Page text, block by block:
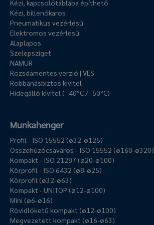
Kézi, kapcsolótáblába építhető
Kézi, billenőkaros
Pneumatikus vezérlésű
Elektromos vezérlésű
Alaplapos
Szelepsziget
NAMUR
Rozsdamentes verzió | VES
Robbanásbiztos kivitel
Hidegálló kivitel ( -40°C / -50°C)
Munkahenger
Profil - ISO 15552 (ø32-ø125)
Összehúzócsavaros - ISO 15552 (ø160-ø320)
Kompakt - ISO 21287 (ø20-ø100)
Körprofil - ISO 6432 (ø8-ø25)
Körprofil (ø32-ø63)
Kompakt - UNITOP (ø12-ø100)
Mini (ø6-ø16)
Rövidlöketű kompakt (ø12-ø100)
Megvezetett kompakt (ø16-ø63)